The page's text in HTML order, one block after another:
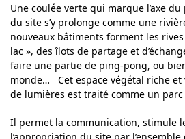
Une coulée verte qui marque l’axe
du site s’y prolonge comme une
nouveaux bâtiments forment les
lac », des îlots de partage et
faire une partie de ping-pong, ou
monde… Cet espace végétal riche et
de lumières est traité comme un
Il permet la communication, stimule